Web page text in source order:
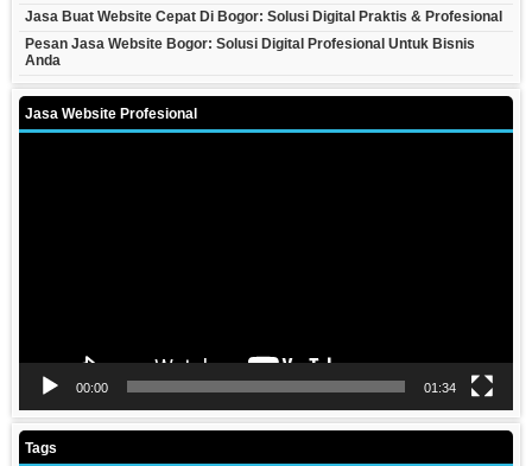
Jasa Buat Website Cepat Di Bogor: Solusi Digital Praktis & Profesional
Pesan Jasa Website Bogor: Solusi Digital Profesional Untuk Bisnis
Anda
Jasa Website Profesional
00:00 01:34
Tags